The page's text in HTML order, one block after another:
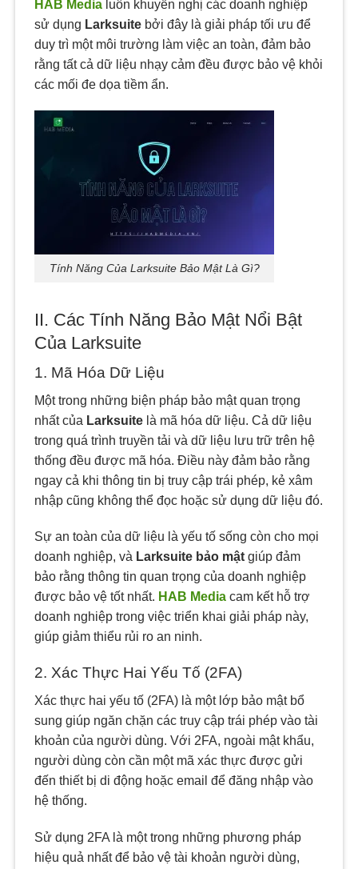
HAB Media luôn khuyến nghị các doanh nghiệp
sử dụng Larksuite bởi đây là giải pháp tối ưu để
duy trì một môi trường làm việc an toàn, đảm bảo
rằng tất cả dữ liệu nhạy cảm đều được bảo vệ khỏi
các mối đe dọa tiềm ẩn.
Tính Năng Của Larksuite Bảo Mật Là Gì?
II. Các Tính Năng Bảo Mật Nổi Bật
Của Larksuite
1. Mã Hóa Dữ Liệu
Một trong những biện pháp bảo mật quan trọng
nhất của Larksuite là mã hóa dữ liệu. Cả dữ liệu
trong quá trình truyền tải và dữ liệu lưu trữ trên hệ
thống đều được mã hóa. Điều này đảm bảo rằng
ngay cả khi thông tin bị truy cập trái phép, kẻ xâm
nhập cũng không thể đọc hoặc sử dụng dữ liệu đó.
Sự an toàn của dữ liệu là yếu tố sống còn cho mọi
doanh nghiệp, và Larksuite bảo mật giúp đảm
bảo rằng thông tin quan trọng của doanh nghiệp
được bảo vệ tốt nhất. HAB Media cam kết hỗ trợ
doanh nghiệp trong việc triển khai giải pháp này,
giúp giảm thiểu rủi ro an ninh.
2. Xác Thực Hai Yếu Tố (2FA)
Xác thực hai yếu tố (2FA) là một lớp bảo mật bổ
sung giúp ngăn chặn các truy cập trái phép vào tài
khoản của người dùng. Với 2FA, ngoài mật khẩu,
người dùng còn cần một mã xác thực được gửi
đến thiết bị di động hoặc email để đăng nhập vào
hệ thống.
Sử dụng 2FA là một trong những phương pháp
hiệu quả nhất để bảo vệ tài khoản người dùng,